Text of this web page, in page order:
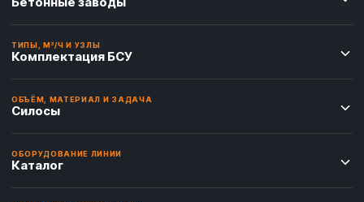
ТИПЫ, М³/Ч И УЗЛЫ
Комплектация БСУ
ОБЪЁМ, МАТЕРИАЛ И ЗАДАЧА
Силосы
ОБОРУДОВАНИЕ ЛИНИИ
Каталог